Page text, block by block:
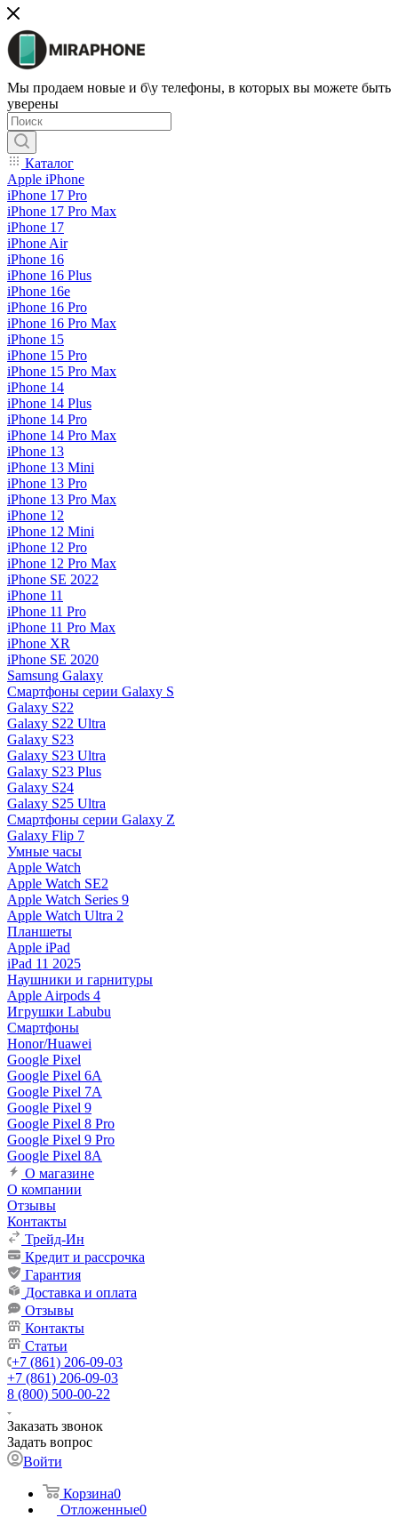
Мы продаем новые и б\у телефоны, в которых вы можете быть
уверены
Каталог
Apple iPhone
iPhone 17 Pro
iPhone 17 Pro Max
iPhone 17
iPhone Air
iPhone 16
iPhone 16 Plus
iPhone 16e
iPhone 16 Pro
iPhone 16 Pro Max
iPhone 15
iPhone 15 Pro
iPhone 15 Pro Max
iPhone 14
iPhone 14 Plus
iPhone 14 Pro
iPhone 14 Pro Max
iPhone 13
iPhone 13 Mini
iPhone 13 Pro
iPhone 13 Pro Max
iPhone 12
iPhone 12 Mini
iPhone 12 Pro
iPhone 12 Pro Max
iPhone SE 2022
iPhone 11
iPhone 11 Pro
iPhone 11 Pro Max
iPhone XR
iPhone SE 2020
Samsung Galaxy
Смартфоны серии Galaxy S
Galaxy S22
Galaxy S22 Ultra
Galaxy S23
Galaxy S23 Ultra
Galaxy S23 Plus
Galaxy S24
Galaxy S25 Ultra
Смартфоны серии Galaxy Z
Galaxy Flip 7
Умные часы
Apple Watch
Apple Watch SE2
Apple Watch Series 9
Apple Watch Ultra 2
Планшеты
Apple iPad
iPad 11 2025
Наушники и гарнитуры
Apple Airpods 4
Игрушки Labubu
Смартфоны
Honor/Huawei
Google Pixel
Google Pixel 6A
Google Pixel 7А
Google Pixel 9
Google Pixel 8 Pro
Google Pixel 9 Pro
Google Pixel 8A
О магазине
О компании
Отзывы
Контакты
Трейд-Ин
Кредит и рассрочка
Гарантия
Доставка и оплата
Отзывы
Контакты
Статьи
+7 (861) 206-09-03
+7 (861) 206-09-03
8 (800) 500-00-22
Заказать звонок
Задать вопрос
Войти
Корзина0
Отложенные0